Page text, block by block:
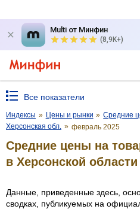
Multi от Минфин
(8,9K+)
Все показатели
Индексы » Цены и рынки » Средние
Херсонская обл. » февраль 2025
Средние цены на
в Херсонской области
Данные, приведенные здесь,
сводках, публикуемых на